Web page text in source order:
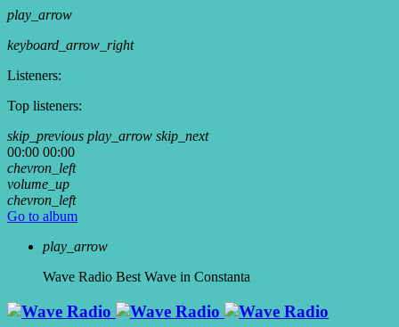
play_arrow
keyboard_arrow_right
Listeners:
Top listeners:
skip_previous play_arrow skip_next
00:00 00:00
chevron_left
volume_up
chevron_left
Go to album
play_arrow
Wave Radio Best Wave in Constanta